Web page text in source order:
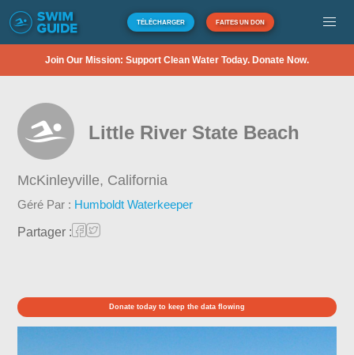
TÉLÉCHARGER FAITES UN DON
Join Our Mission: Support Clean Water Today. Donate Now.
Little River State Beach
McKinleyville, California
Géré Par : Humboldt Waterkeeper
Partager :
Donate today to keep the data flowing